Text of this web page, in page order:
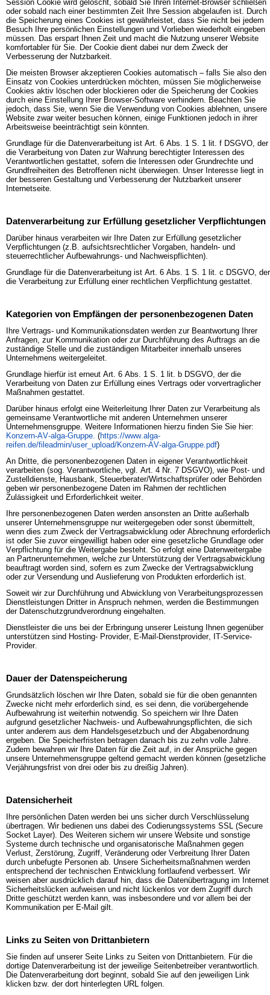
Session Cookie wird gelöscht, sobald Sie Ihren Internet-Browser schließen
oder sobald nach einer bestimmten Zeit Ihre Session abgelaufen ist. Durch
die Speicherung eines Cookies ist gewährleistet, dass Sie nicht bei jedem
Besuch Ihre persönlichen Einstellungen und Vorlieben wiederholt eingeben
müssen. Das erspart Ihnen Zeit und macht die Nutzung unserer Website
komfortabler für Sie. Der Cookie dient dabei nur dem Zweck der
Verbesserung der Nutzbarkeit.
Die meisten Browser akzeptieren Cookies automatisch – falls Sie also den
Einsatz von Cookies unterdrücken möchten, müssen Sie möglicherweise
Cookies aktiv löschen oder blockieren oder die Speicherung der Cookies
durch eine Einstellung Ihrer Browser-Software verhindern. Beachten Sie
jedoch, dass Sie, wenn Sie die Verwendung von Cookies ablehnen, unsere
Website zwar weiter besuchen können, einige Funktionen jedoch in ihrer
Arbeitsweise beeinträchtigt sein könnten.
Grundlage für die Datenverarbeitung ist Art. 6 Abs. 1 S. 1 lit. f DSGVO, der
die Verarbeitung von Daten zur Wahrung berechtigter Interessen des
Verantwortlichen gestattet, sofern die Interessen oder Grundrechte und
Grundfreiheiten des Betroffenen nicht überwiegen. Unser Interesse liegt in
der besseren Gestaltung und Verbesserung der Nutzbarkeit unserer
Internetseite.
Datenverarbeitung zur Erfüllung gesetzlicher Verpflichtungen
Darüber hinaus verarbeiten wir Ihre Daten zur Erfüllung gesetzlicher
Verpflichtungen (z.B. aufsichtsrechtlicher Vorgaben, handeln- und
steuerrechtlicher Aufbewahrungs- und Nachweispflichten).
Grundlage für die Datenverarbeitung ist Art. 6 Abs. 1 S. 1 lit. c DSGVO, der
die Verarbeitung zur Erfüllung einer rechtlichen Verpflichtung gestattet.
Kategorien von Empfängen der personenbezogenen Daten
Ihre Vertrags- und Kommunikationsdaten werden zur Beantwortung Ihrer
Anfragen, zur Kommunikation oder zur Durchführung des Auftrags an die
zuständige Stelle und die zuständigen Mitarbeiter innerhalb unseres
Unternehmens weitergeleitet.
Grundlage hierfür ist erneut Art. 6 Abs. 1 S. 1 lit. b DSGVO, der die
Verarbeitung von Daten zur Erfüllung eines Vertrags oder vorvertraglicher
Maßnahmen gestattet.
Darüber hinaus erfolgt eine Weiterleitung Ihrer Daten zur Verarbeitung als
gemeinsame Verantwortliche mit anderen Unternehmen unserer
Unternehmensgruppe. Weitere Informationen hierzu finden Sie Sie hier:
Konzern-AV-alga-Gruppe. (https://www.alga-
reifen.de/fileadmin/user_upload/Konzern-AV-alga-Gruppe.pdf)
An Dritte, die personenbezogenen Daten in eigener Verantwortlichkeit
verarbeiten (sog. Verantwortliche, vgl. Art. 4 Nr. 7 DSGVO), wie Post- und
Zustelldienste, Hausbank, Steuerberater/Wirtschaftsprüfer oder Behörden
geben wir personenbezogene Daten im Rahmen der rechtlichen
Zulässigkeit und Erforderlichkeit weiter.
Ihre personenbezogenen Daten werden ansonsten an Dritte außerhalb
unserer Unternehmensgruppe nur weitergegeben oder sonst übermittelt,
wenn dies zum Zweck der Vertragsabwicklung oder Abrechnung erforderlich
ist oder Sie zuvor eingewilligt haben oder eine gesetzliche Grundlage oder
Verpflichtung für die Weitergabe besteht. So erfolgt eine Datenweitergabe
an Partnerunternehmen, welche zur Unterstützung der Vertragsabwicklung
beauftragt worden sind, sofern es zum Zwecke der Vertragsabwicklung
oder zur Versendung und Auslieferung von Produkten erforderlich ist.
Soweit wir zur Durchführung und Abwicklung von Verarbeitungsprozessen
Dienstleistungen Dritter in Anspruch nehmen, werden die Bestimmungen
der Datenschutzgrundverordnung eingehalten.
Dienstleister die uns bei der Erbringung unserer Leistung Ihnen gegenüber
unterstützen sind Hosting- Provider, E-Mail-Dienstprovider, IT-Service-
Provider.
Dauer der Datenspeicherung
Grundsätzlich löschen wir Ihre Daten, sobald sie für die oben genannten
Zwecke nicht mehr erforderlich sind, es sei denn, die vorübergehende
Aufbewahrung ist weiterhin notwendig. So speichern wir Ihre Daten
aufgrund gesetzlicher Nachweis- und Aufbewahrungspflichten, die sich
unter anderem aus dem Handelsgesetzbuch und der Abgabenordnung
ergeben. Die Speicherfristen betragen danach bis zu zehn volle Jahre.
Zudem bewahren wir Ihre Daten für die Zeit auf, in der Ansprüche gegen
unsere Unternehmensgruppe geltend gemacht werden können (gesetzliche
Verjährungsfrist von drei oder bis zu dreißig Jahren).
Datensicherheit
Ihre persönlichen Daten werden bei uns sicher durch Verschlüsselung
übertragen. Wir bedienen uns dabei des Codierungssystems SSL (Secure
Socket Layer). Des Weiteren sichern wir unsere Website und sonstige
Systeme durch technische und organisatorische Maßnahmen gegen
Verlust, Zerstörung, Zugriff, Veränderung oder Verbreitung Ihrer Daten
durch unbefugte Personen ab. Unsere Sicherheitsmaßnahmen werden
entsprechend der technischen Entwicklung fortlaufend verbessert. Wir
weisen aber ausdrücklich darauf hin, dass die Datenübertragung im Internet
Sicherheitslücken aufweisen und nicht lückenlos vor dem Zugriff durch
Dritte geschützt werden kann, was insbesondere und vor allem bei der
Kommunikation per E-Mail gilt.
Links zu Seiten von Drittanbietern
Sie finden auf unserer Seite Links zu Seiten von Drittanbietern. Für die
dortige Datenverarbeitung ist der jeweilige Seitenbetreiber verantwortlich.
Die Datenverarbeitung dort beginnt, sobald Sie auf den jeweiligen Link
klicken bzw. der dort hinterlegten URL folgen.